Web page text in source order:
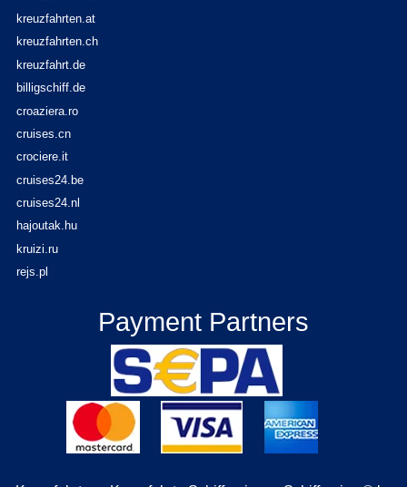
kreuzfahrten.at
kreuzfahrten.ch
kreuzfahrt.de
billigschiff.de
croaziera.ro
cruises.cn
crociere.it
cruises24.be
cruises24.nl
hajoutak.hu
kruizi.ru
rejs.pl
Payment Partners